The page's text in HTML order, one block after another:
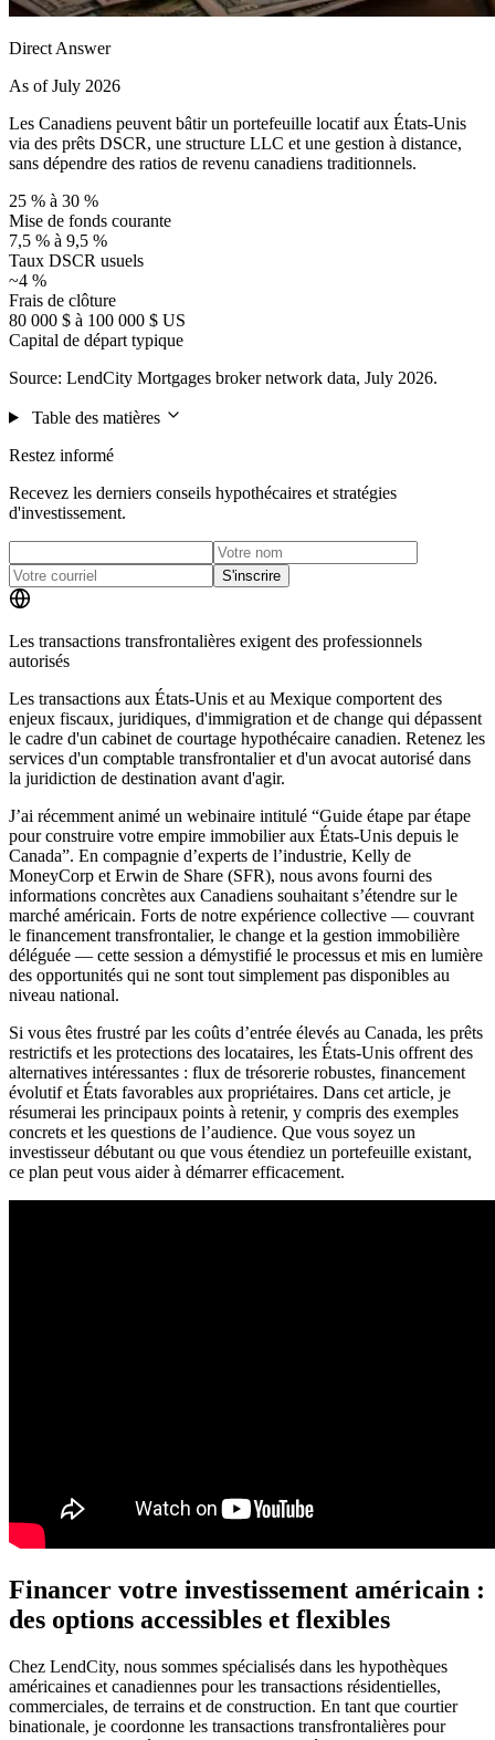
Direct Answer
As of July 2026
Les Canadiens peuvent bâtir un portefeuille locatif aux États-Unis
via des prêts DSCR, une structure LLC et une gestion à distance,
sans dépendre des ratios de revenu canadiens traditionnels.
25 % à 30 %
Mise de fonds courante
7,5 % à 9,5 %
Taux DSCR usuels
~4 %
Frais de clôture
80 000 $ à 100 000 $ US
Capital de départ typique
Source: LendCity Mortgages broker network data, July 2026.
Table des matières
Restez informé
Recevez les derniers conseils hypothécaires et stratégies
d'investissement.
S'inscrire
Les transactions transfrontalières exigent des professionnels
autorisés
Les transactions aux États-Unis et au Mexique comportent des
enjeux fiscaux, juridiques, d'immigration et de change qui dépassent
le cadre d'un cabinet de courtage hypothécaire canadien. Retenez les
services d'un comptable transfrontalier et d'un avocat autorisé dans
la juridiction de destination avant d'agir.
J’ai récemment animé un webinaire intitulé “Guide étape par étape
pour construire votre empire immobilier aux États-Unis depuis le
Canada”. En compagnie d’experts de l’industrie, Kelly de
MoneyCorp et Erwin de Share (SFR), nous avons fourni des
informations concrètes aux Canadiens souhaitant s’étendre sur le
marché américain. Forts de notre expérience collective — couvrant
le financement transfrontalier, le change et la gestion immobilière
déléguée — cette session a démystifié le processus et mis en lumière
des opportunités qui ne sont tout simplement pas disponibles au
niveau national.
Si vous êtes frustré par les coûts d’entrée élevés au Canada, les prêts
restrictifs et les protections des locataires, les États-Unis offrent des
alternatives intéressantes : flux de trésorerie robustes, financement
évolutif et États favorables aux propriétaires. Dans cet article, je
résumerai les principaux points à retenir, y compris des exemples
concrets et les questions de l’audience. Que vous soyez un
investisseur débutant ou que vous étendiez un portefeuille existant,
ce plan peut vous aider à démarrer efficacement.
Financer votre investissement américain :
des options accessibles et flexibles
Chez LendCity, nous sommes spécialisés dans les hypothèques
américaines et canadiennes pour les transactions résidentielles,
commerciales, de terrains et de construction. En tant que courtier
binationale, je coordonne les transactions transfrontalières pour